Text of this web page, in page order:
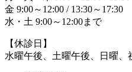
金 9:00～12:00 / 13:30～17:30
水・土 9:00～12:00まで
【休診日】
水曜午後、土曜午後、日曜、